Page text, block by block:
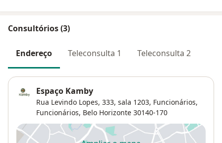
Consultórios (3)
Endereço Teleconsulta 1 Teleconsulta 2
Espaço Kamby
Rua Levindo Lopes, 333, sala 1203, Funcionários,
Funcionários, Belo Horizonte 30140-170